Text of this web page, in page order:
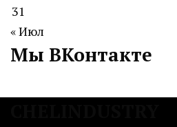
31
« Июл
Мы ВКонтакте